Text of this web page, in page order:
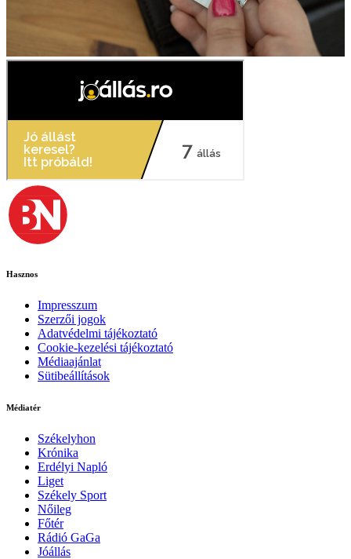
Hasznos
Impresszum
Szerzői jogok
Adatvédelmi tájékoztató
Cookie-kezelési tájékoztató
Médiaajánlat
Sütibeállítások
Médiatér
Székelyhon
Krónika
Erdélyi Napló
Liget
Székely Sport
Nőileg
Főtér
Rádió GaGa
Jóállás